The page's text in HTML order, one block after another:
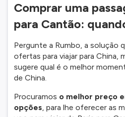
Comprar uma
para Cantão:
Pergunte a Rumbo, a solução
ofertas para viajar para China,
sugere qual é o melhor
de China.
Procuramos o melhor preço
opções, para lhe oferecer as